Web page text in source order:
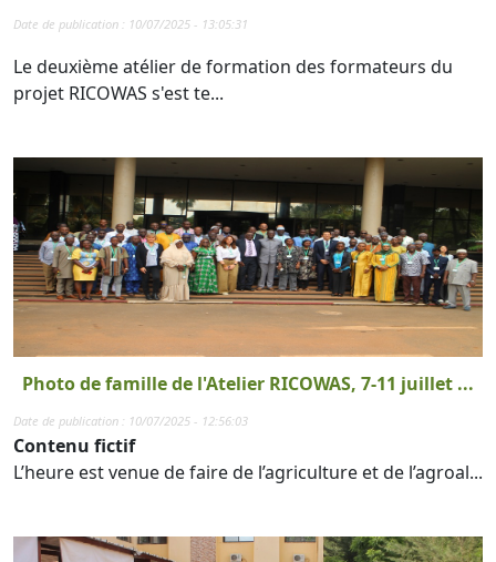
Date de publication : 10/07/2025 - 13:05:31
Le deuxième atélier de formation des formateurs du
projet RICOWAS s'est te...
Photo de famille de l'Atelier RICOWAS, 7-11 juillet ...
Date de publication : 10/07/2025 - 12:56:03
Contenu fictif
L’heure est venue de faire de l’agriculture et de l’agroal...